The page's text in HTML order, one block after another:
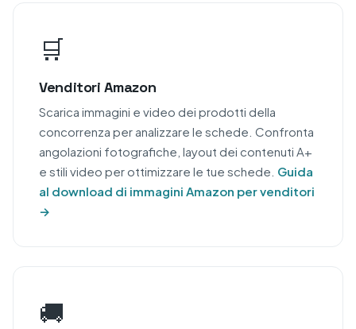
🛒
Venditori Amazon
Scarica immagini e video dei prodotti della
concorrenza per analizzare le schede. Confronta
angolazioni fotografiche, layout dei contenuti A+
e stili video per ottimizzare le tue schede. Guida
al download di immagini Amazon per venditori
→
🚚